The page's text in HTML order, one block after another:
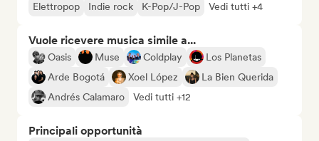
Elettropop
Indie rock K-Pop/J-Pop Vedi tutti +4
Vuole ricevere musica simile a...
Oasis Muse Coldplay
Los Planetas
Arde Bogotá
Xoel López
La Bien Querida
Andrés Calamaro
Vedi tutti +12
Principali opportunità